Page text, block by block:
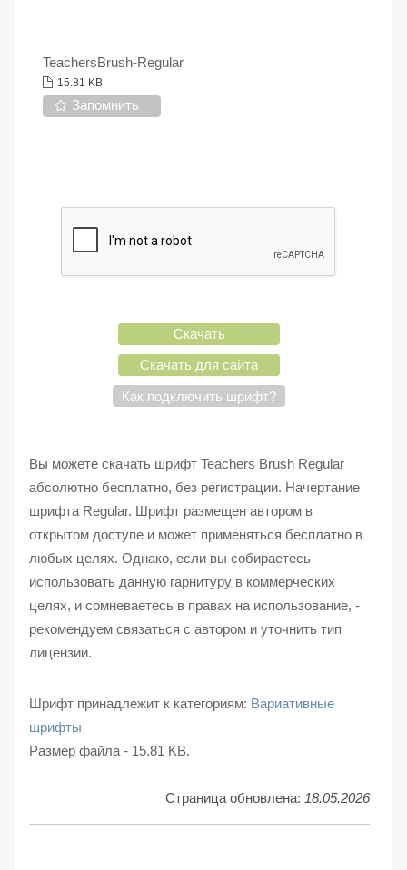
TeachersBrush-Regular
15.81 KB
Запомнить
Скачать
Скачать для сайта
Как подключить шрифт?
Вы можете скачать шрифт Teachers Brush Regular
абсолютно бесплатно, без регистрации. Начертание
шрифта Regular. Шрифт размещен автором в
открытом доступе и может применяться бесплатно в
любых целях. Однако, если вы собираетесь
использовать данную гарнитуру в коммерческих
целях, и сомневаетесь в правах на использование, -
рекомендуем связаться с автором и уточнить тип
лицензии.
Шрифт принадлежит к категориям: Вариативные
шрифты
Размер файла - 15.81 KB.
Страница обновлена: 18.05.2026